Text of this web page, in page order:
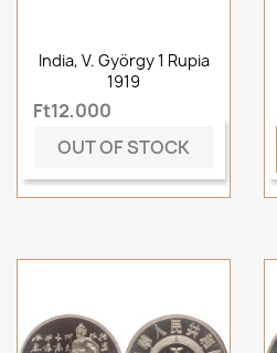
India, V. György 1 Rupia
1919
Ft12,000
OUT OF STOCK